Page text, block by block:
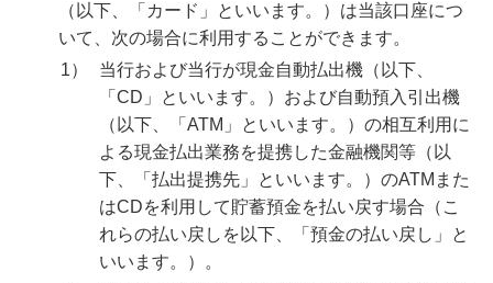
みずほ貯蓄預金スイングサービス規定
みずほデビットカードサービス（J-Debit）規定
みずほ普通預金規定
盗難された通帳等を用いた預金の払い戻しによる
損害の補てんならびに本人確認の取扱に関する特
（以下、「カード」といいます。）は当該口座につ
いて、次の場合に利用することができます。
1）
当行および当行が現金自動払出機（以下、
「CD」といいます。）および自動預入引出機
（以下、「ATM」といいます。）の相互利用に
よる現金払出業務を提携した金融機関等（以
下、「払出提携先」といいます。）のATMまた
はCDを利用して貯蓄預金を払い戻す場合（こ
れらの払い戻しを以下、「預金の払い戻し」と
いいます。）。